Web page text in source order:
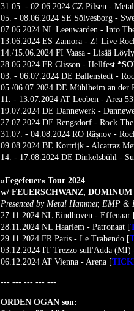
31.05. - 02.06.2024 CZ Pilsen -
05. - 08.06.2024 SE Sölvesborg -
07.06.2024 NL Leeuwarden - Into
13.06.2024 ES Zamora - Z! Live
14./15.06.2024 FI Vaasa - Lisää
28.06.2024 FR Clisson - Hellfest
03. - 06.07.2024 DE Ballenstedt -
05./06.07.2024 DE Mühlheim an der
11. - 13.07.2024 AT Leoben - Area
19.07.2024 DE Dannewerk -
27.07.2024 DE Rengsdorf - Rock
31.07. - 04.08.2024 RO Râșnov -
09.08.2024 BE Kortrijk - Alcatraz
14. - 17.08.2024 DE Dinkelsbühl -
»Fegefeuer« Tour 2024
w/ FEUERSCHWANZ, DOMINUM
Presented by Metal Hammer, EMP &
27.11.2024 NL Eindhoven - Effenaar
28.11.2024 NL Haarlem - Patronaat [
29.11.2024 FR Paris - Le Trabendo [
03.12.2024 IT Trezzo sull'Adda
06.12.2024 AT Vienna - Arena [
--- --- --- --- ---
ORDEN OGAN son: